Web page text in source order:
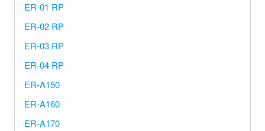
ER-01 RP
ER-02 RP
ER-03 RP
ER-04 RP
ER-A150
ER-A160
ER-A170